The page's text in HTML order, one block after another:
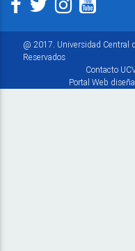
@ 2017. Universidad Central
Reservados
Contacto
Portal Web